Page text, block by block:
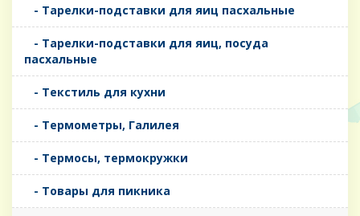
- Тарелки-подставки для яиц пасхальные
- Тарелки-подставки для яиц, посуда
пасхальные
- Текстиль для кухни
- Термометры, Галилея
- Термосы, термокружки
- Товары для пикника